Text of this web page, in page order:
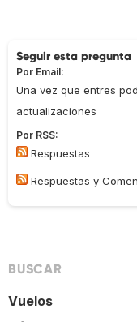
Seguir esta pregunta
Por Email:
Una vez que entres
actualizaciones
Por RSS:
Respuestas
Respuestas y
BUSCAR
Vuelos